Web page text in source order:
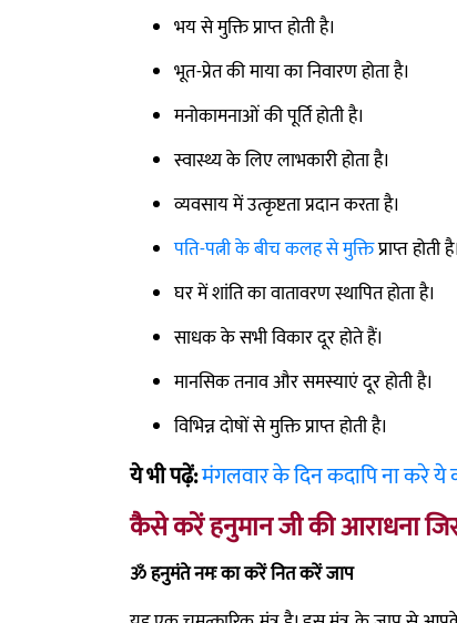
भय से मुक्ति प्राप्त होती है।
भूत-प्रेत की माया का निवारण होता है।
मनोकामनाओं की पूर्ति होती है।
स्वास्थ्य के लिए लाभकारी होता है।
व्यवसाय में उत्कृष्टता प्रदान करता है।
पति-पत्नी के बीच कलह से मुक्तिप्राप्त होती है।
घर में शांति का वातावरण स्थापित होता है।
साधक के सभी विकार दूर होते हैं।
मानसिक तनाव और समस्याएं दूर होती है।
विभिन्न दोषों से मुक्ति प्राप्त होती है।
ये भी पढ़ें:मंगलवार के दिन कदापि ना करे
कैसे करें हनुमान जी की आराधना
ॐ हनुमंते नमः का करें नित करें जाप